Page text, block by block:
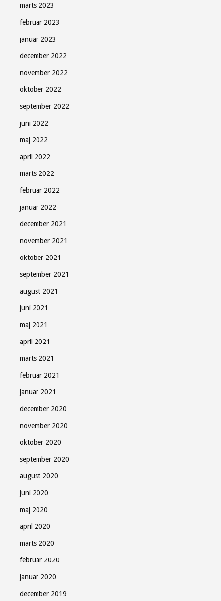
marts 2023
februar 2023
januar 2023
december 2022
november 2022
oktober 2022
september 2022
juni 2022
maj 2022
april 2022
marts 2022
februar 2022
januar 2022
december 2021
november 2021
oktober 2021
september 2021
august 2021
juni 2021
maj 2021
april 2021
marts 2021
februar 2021
januar 2021
december 2020
november 2020
oktober 2020
september 2020
august 2020
juni 2020
maj 2020
april 2020
marts 2020
februar 2020
januar 2020
december 2019